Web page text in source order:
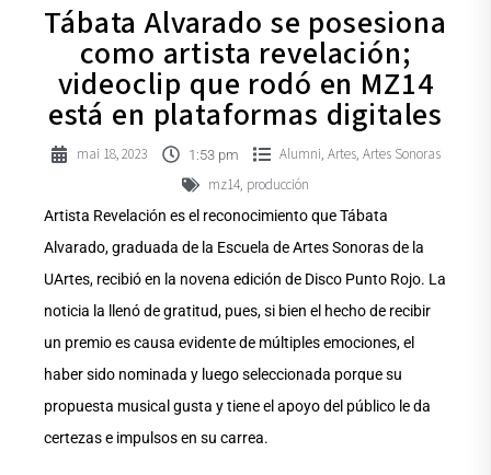
Tábata Alvarado se posesiona
como artista revelación;
videoclip que rodó en MZ14
está en plataformas digitales
mai 18, 2023 1:53 pm Alumni, Artes, Artes Sonoras
mz14, producción
Artista Revelación es el reconocimiento que Tábata
Alvarado, graduada de la Escuela de Artes Sonoras de la
UArtes, recibió en la novena edición de Disco Punto Rojo. La
noticia la llenó de gratitud, pues, si bien el hecho de recibir
un premio es causa evidente de múltiples emociones, el
haber sido nominada y luego seleccionada porque su
propuesta musical gusta y tiene el apoyo del público le da
certezas e impulsos en su carrea.